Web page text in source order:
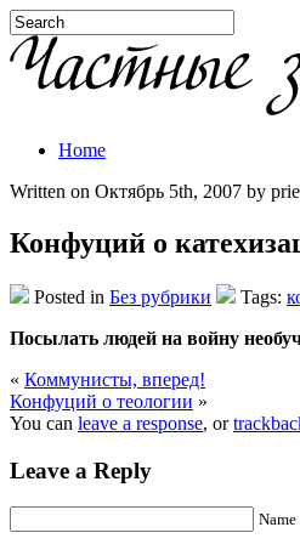
Home
Written on Октябрь 5th, 2007 by
Конфуций о
Posted in Без рубрики Tags:
Посылать людей на войну
« Коммунисты, вперед!
Конфуций о теологии »
You can leave a response, or
Leave a Reply